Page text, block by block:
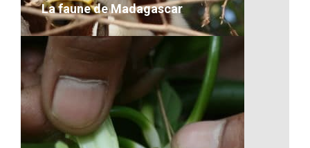
La faune de Madagascar